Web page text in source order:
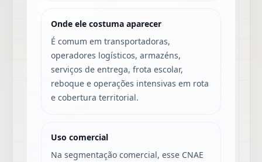
Onde ele costuma aparecer
É comum em transportadoras,
operadores logísticos, armazéns,
serviços de entrega, frota escolar,
reboque e operações intensivas em rota
e cobertura territorial.
Uso comercial
Na segmentação comercial, esse CNAE